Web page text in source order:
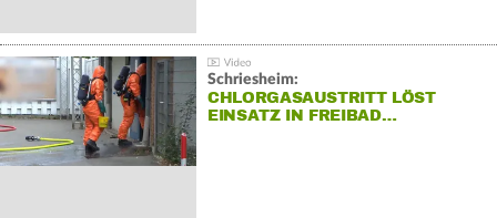
Schriesheim:
CHLORGASAUSTRITT LÖST
EINSATZ IN FREIBAD…